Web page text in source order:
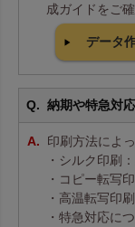
成ガイドをご
データ
納期や特急対
印刷方法によ
・シルク印刷
・コピー転写
・高温転写印
・特急対応に